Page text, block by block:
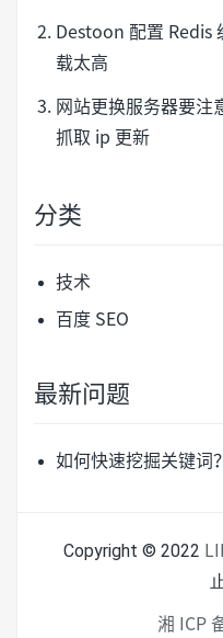
Destoon 配置 Redis
载太高
网站更换服务器要注
抓取 ip 更新
分类
技术
百度 SEO
最新问题
如何快速挖掘关键词？
Copyright © 2022
湘 ICP